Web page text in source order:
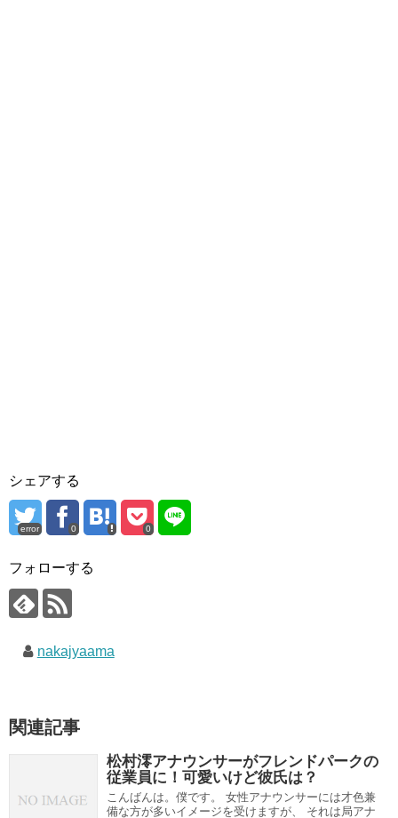
シェアする
error 0 0
フォローする
nakajyaama
関連記事
松村澪アナウンサーがフレンドパークの
従業員に！可愛いけど彼氏は？
こんばんは。僕です。 女性アナウンサーには才色兼
備な方が多いイメージを受けますが、 それは局アナ